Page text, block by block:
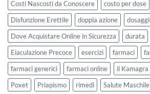
Costi Nascosti da Conoscere
costo per dose
Disfunzione Erettile
doppia azione
Dove Acquistare Online in Sicurezza
durata
Eiaculazione Precoce
esercizi farmaci
farmaci generici
farmaci online il Kamagra
Poxet
Priapismo rimedi Salute Maschile